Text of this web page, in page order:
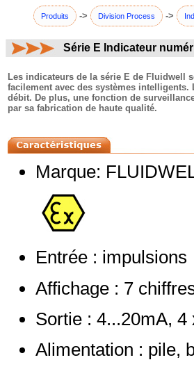
Produits -> Division Process ->
Série E Indicateur
Les indicateurs de la série E de Fluidwell
facilement avec des systèmes
débit. De plus, une fonction de
par sa fabrication de haute qualité.
Marque:
Entrée : impulsions
Affichage : 7
Sortie : 4...20mA,
Alimentation : pile,